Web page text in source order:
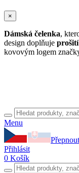
×
Dámská čelenka,
design doplňuje prošití
kovovým logem
Menu
Přihlásit
0 Košík